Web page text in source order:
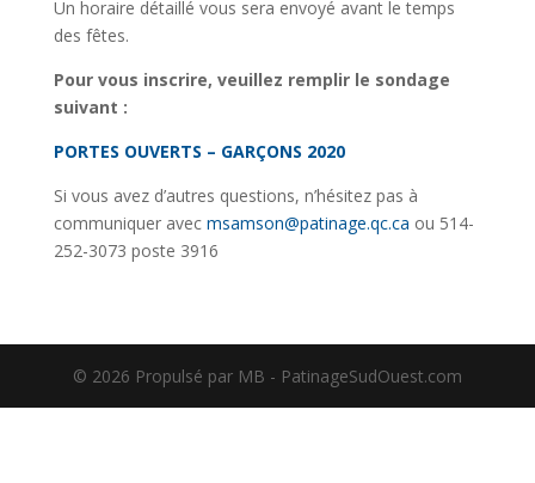
Un horaire détaillé vous sera envoyé avant le temps
des fêtes.
Pour vous inscrire, veuillez remplir le sondage
suivant :
PORTES OUVERTS – GARÇONS 2020
Si vous avez d’autres questions, n’hésitez pas à
communiquer avec msamson@patinage.qc.ca ou 514-
252-3073 poste 3916
©️ 2026 Propulsé par MB - PatinageSudOuest.com